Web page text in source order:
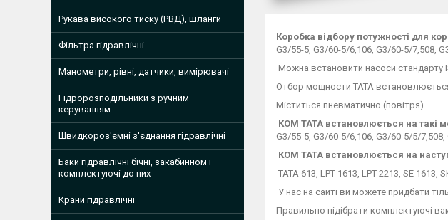
Коробка відбору потужності для
G3/55-5, G3/60-5/6,106, G3/60-5/7,508,
Можна встановити насоси стандарту
Отбор мощности ТАТА
Міститься пневматично (повітря).
КОМ ТАТА встановлюється на такі
G3/55-5, G3/60-5/6,106, G3/60-5/5/7,508,
КОМ ТАТА встановлюється на
ТАТА 613, LPT 1613, LPT 2213, SE 1613,
У нас на сайті ви можете придбати
Правильно підібрати комплектуючі
Рукава високого тиску (РВД), шланги
Фільтра гідравлічні
Манометри, рівні, датчики, вимірювачі
Гідророзподільники з ручним
керуванням
Швидкороз'ємні з'єднання гідравлічні
Баки гідравлічні бічні, закабинном і
комплектуючі до них
Крани гідравлічні